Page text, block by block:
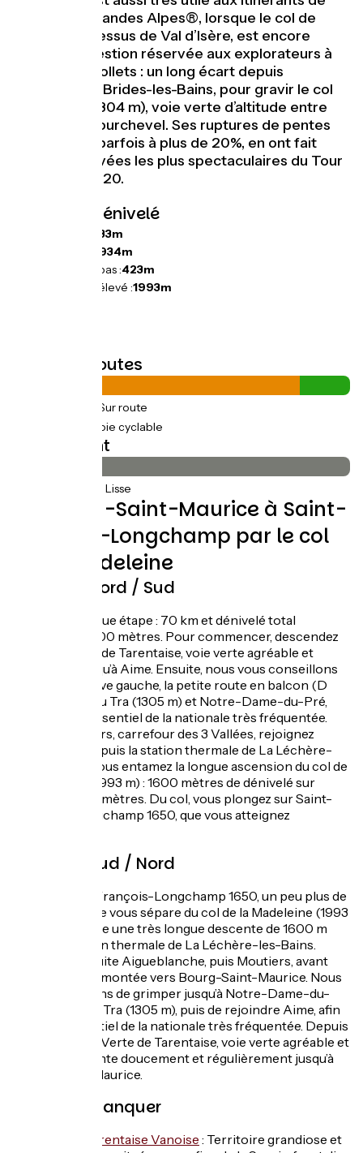
Route des Grandes Alpes®, lorsque le col de
l’Iseran, au-dessus de Val d’Isère, est encore
fermé. Suggestion réservée aux explorateurs à
(très) gros mollets : un long écart depuis
Moutiers, via Brides-les-Bains, pour gravir le col
de la Loze (2304 m), voie verte d’altitude entre
Méribel et Courchevel. Ses ruptures de pentes
incessantes parfois à plus de 20%, en ont fait
l’une des arrivées les plus spectaculaires du Tour
de France 2020.
Pentes et dénivelé
2733m
1934m
Point le plus bas :423m
Point le plus élevé :1993m
Types de routes
(85%) Sur route
(15%) Voie cyclable
Revêtement
(100%) Lisse
De Bourg-Saint-Maurice à Saint-
François-Longchamp par le col
de la Madeleine
Itinéraire Nord / Sud
Attention, longue étape : 70 km et dénivelé total
supérieur à 2300 mètres. Pour commencer, descendez
l’Avenue Verte de Tarentaise, voie verte agréable et
ombragée, jusqu’à Aime. Ensuite, nous vous conseillons
d’emprunter, rive gauche, la petite route en balcon (D
88) par le col du Tra (1305 m) et Notre-Dame-du-Pré,
afin d’éviter l’essentiel de la nationale très fréquentée.
Depuis Moutiers, carrefour des 3 Vallées, rejoignez
Aigueblanche, puis la station thermale de La Léchère-
les-Bains, où vous entamez la longue ascension du col de
la Madeleine (1993 m) : 1600 mètres de dénivelé sur
environ 25 kilomètres. Du col, vous plongez sur Saint-
François-Longchamp 1650, que vous atteignez
Itinéraire Sud / Nord
Depuis Saint-François-Longchamp 1650, un peu plus de
300 m de pente vous sépare du col de la Madeleine (1993
m). C’est ensuite une très longue descente de 1600 m
jusqu’à la station thermale de La Léchère-les-Bains.
Rejoignez ensuite Aigueblanche, puis Moutiers, avant
d’entamer la remontée vers Bourg-Saint-Maurice. Nous
vous conseillons de grimper jusqu’à Notre-Dame-du-
Pré et le col du Tra (1305 m), puis de rejoindre Aime, afin
d’éviter l’essentiel de la nationale très fréquentée. Depuis
Aime, l’Avenue Verte de Tarentaise, voie verte agréable et
ombragée, monte doucement et régulièrement jusqu’à
Bourg-Saint-Maurice.
À ne pas manquer
Haute-Tarentaise Vanoise : Territoire grandiose et